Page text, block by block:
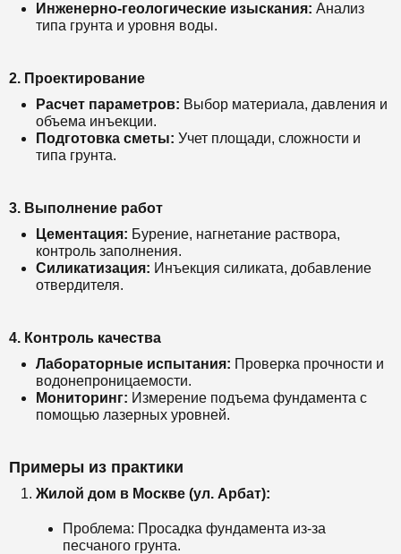
Инженерно-геологические изыскания: Анализ
типа грунта и уровня воды.
2. Проектирование
Расчет параметров: Выбор материала, давления и
объема инъекции.
Подготовка сметы: Учет площади, сложности и
типа грунта.
3. Выполнение работ
Цементация: Бурение, нагнетание раствора,
контроль заполнения.
Силикатизация: Инъекция силиката, добавление
отвердителя.
4. Контроль качества
Лабораторные испытания: Проверка прочности и
водонепроницаемости.
Мониторинг: Измерение подъема фундамента с
помощью лазерных уровней.
Примеры из практики
Жилой дом в Москве (ул. Арбат):
Проблема: Просадка фундамента из-за
песчаного грунта.